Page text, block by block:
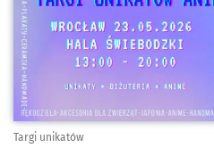
Targi unikatów